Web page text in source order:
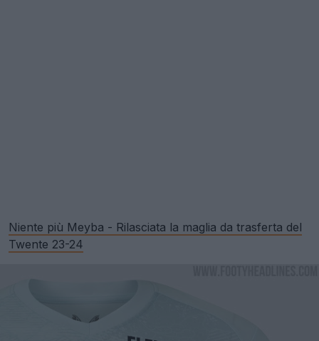
Niente più Meyba - Rilasciata la maglia da trasferta del
Twente 23-24